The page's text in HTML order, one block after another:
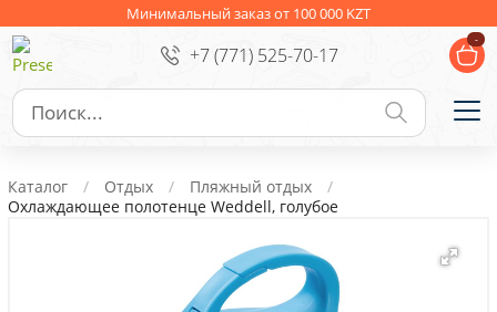
Минимальный заказ от 100 000 KZT
+7 (771) 525-70-17
-
Ежедневники Новогодние подарки
Сувениры к праздникам Упаковка
Личные аксессуары
Деловые подарки
Съедобные подарки с логотипом
Каталог Отдых
Пляжный отдых
Охлаждающее полотенце Weddell, голубое